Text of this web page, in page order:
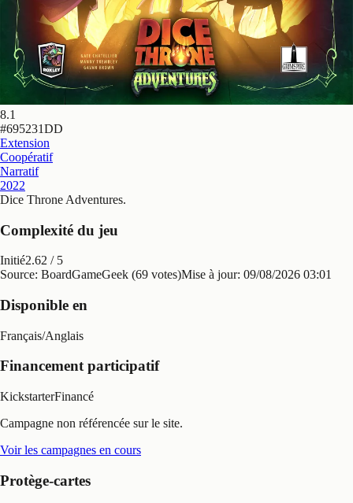
8.1
#695231DD
Extension
Coopératif
Narratif
2022
Dice Throne Adventures.
Complexité du jeu
Initié2.62 / 5
Source: BoardGameGeek (69 votes)Mise à jour: 09/08/2026 03:01
Disponible en
Français/Anglais
Financement participatif
KickstarterFinancé
Campagne non référencée sur le site.
Voir les campagnes en cours
Protège-cartes